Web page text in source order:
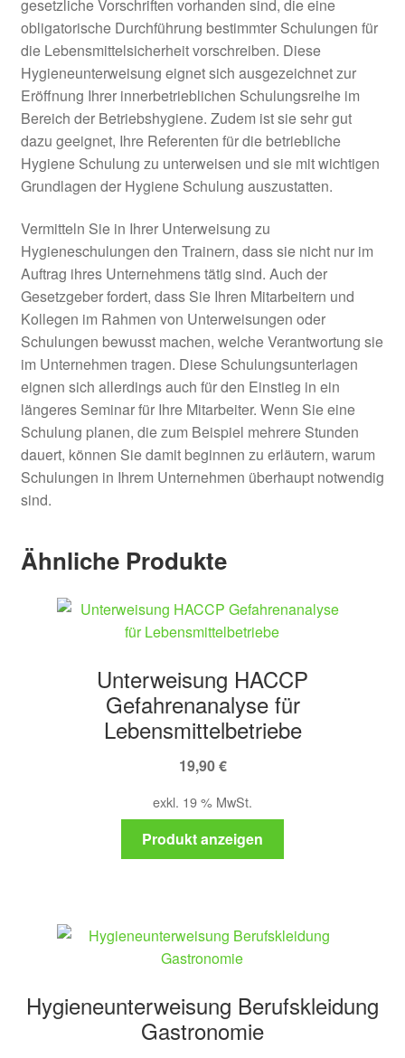
gesetzliche Vorschriften vorhanden sind, die eine
obligatorische Durchführung bestimmter Schulungen für
die Lebensmittelsicherheit vorschreiben. Diese
Hygieneunterweisung eignet sich ausgezeichnet zur
Eröffnung Ihrer innerbetrieblichen Schulungsreihe im
Bereich der Betriebshygiene. Zudem ist sie sehr gut
dazu geeignet, Ihre Referenten für die betriebliche
Hygiene Schulung zu unterweisen und sie mit wichtigen
Grundlagen der Hygiene Schulung auszustatten.
Vermitteln Sie in Ihrer Unterweisung zu
Hygieneschulungen den Trainern, dass sie nicht nur im
Auftrag ihres Unternehmens tätig sind. Auch der
Gesetzgeber fordert, dass Sie Ihren Mitarbeitern und
Kollegen im Rahmen von Unterweisungen oder
Schulungen bewusst machen, welche Verantwortung sie
im Unternehmen tragen. Diese Schulungsunterlagen
eignen sich allerdings auch für den Einstieg in ein
längeres Seminar für Ihre Mitarbeiter. Wenn Sie eine
Schulung planen, die zum Beispiel mehrere Stunden
dauert, können Sie damit beginnen zu erläutern, warum
Schulungen in Ihrem Unternehmen überhaupt notwendig
sind.
Ähnliche Produkte
Unterweisung HACCP
Gefahrenanalyse für
Lebensmittelbetriebe
19,90€
exkl. 19 % MwSt.
Produkt anzeigen
Hygieneunterweisung Berufskleidung
Gastronomie